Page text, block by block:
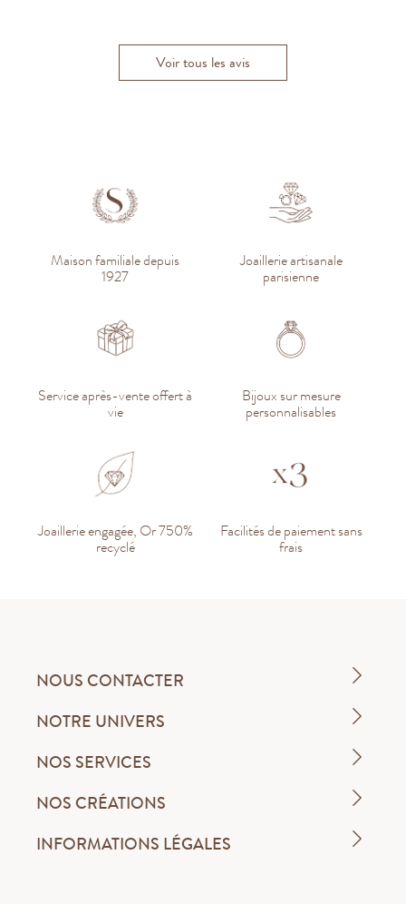
Voir tous les avis
Maison familiale depuis
1927
Joaillerie artisanale
parisienne
Service après-vente offert à
vie
Bijoux sur mesure
personnalisables
Joaillerie engagée, Or 750%
recyclé
Facilités de paiement sans
frais
NOUS CONTACTER
NOTRE UNIVERS
NOS SERVICES
NOS CRÉATIONS
INFORMATIONS LÉGALES